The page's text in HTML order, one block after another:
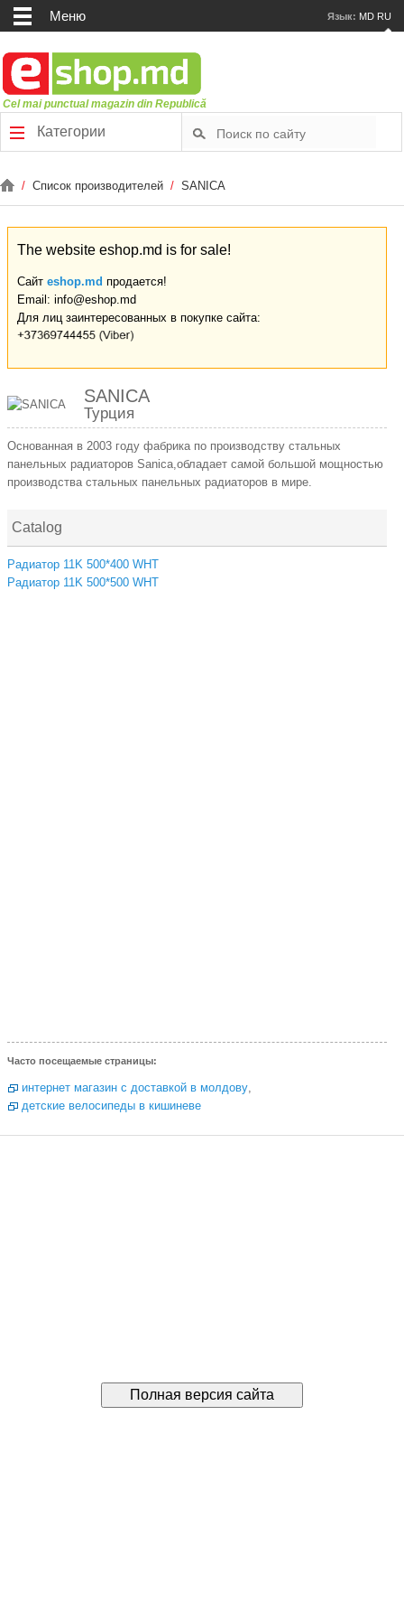
Меню Язык: MD RU
Cel mai punctual magazin din Republică
Категории
/ Список производителей / SANICA
The website eshop.md is for sale!
Сайт eshop.md продается!
Email: info@eshop.md
Для лиц заинтересованных в покупке сайта:
SANICA
Турция
Основанная в 2003 году фабрика по производству стальных
панельных радиаторов Sanica,обладает самой большой мощностью
производства стальных панельных радиаторов в мире.
Catalog
Радиатор 11K 500*400 WHT
Радиатор 11K 500*500 WHT
Часто посещаемые страницы:
интернет магазин с доставкой в молдову,
детские велосипеды в кишиневе